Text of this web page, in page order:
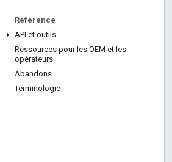
Référence
API et outils
Ressources pour les OEM et les
opérateurs
Abandons
Terminologie